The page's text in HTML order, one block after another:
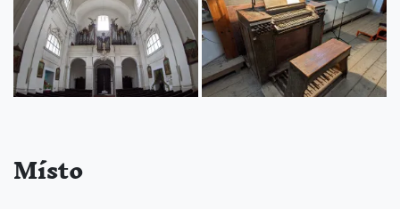
Místo